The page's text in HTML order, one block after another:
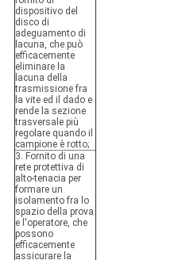
dispositivo del
disco di
adeguamento di
lacuna, che può
efficacemente
eliminare la
lacuna della
trasmissione fra
la vite ed il dado e
rende la sezione
trasversale più
regolare quando il
campione è rotto;
3. Fornito di una
rete protettiva di
alto-tenacia per
formare un
isolamento fra lo
spazio della prova
e l'operatore, che
possono
efficacemente
assicurare la